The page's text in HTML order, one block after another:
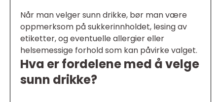
Når man velger sunn drikke, bør man være
oppmerksom på sukkerinnholdet, lesing av
etiketter, og eventuelle allergier eller
helsemessige forhold som kan påvirke valget.
Hva er fordelene med å velge
sunn drikke?